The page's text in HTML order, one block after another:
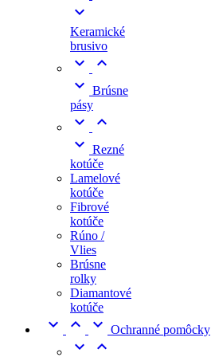

Keramické
brusivo


 Brúsne
pásy


 Rezné
kotúče
Lamelové
kotúče
Fibrové
kotúče
Rúno /
Vlies
Brúsne
rolky
Diamantové
kotúče
   Ochranné pomôcky

